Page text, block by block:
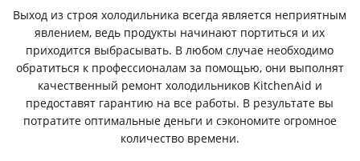
Выход из строя холодильника всегда является неприятным
явлением, ведь продукты начинают портиться и их
приходится выбрасывать. В любом случае необходимо
обратиться к профессионалам за помощью, они выполнят
качественный ремонт холодильников KitchenAid и
предоставят гарантию на все работы. В результате вы
потратите оптимальные деньги и сэкономите огромное
количество времени.